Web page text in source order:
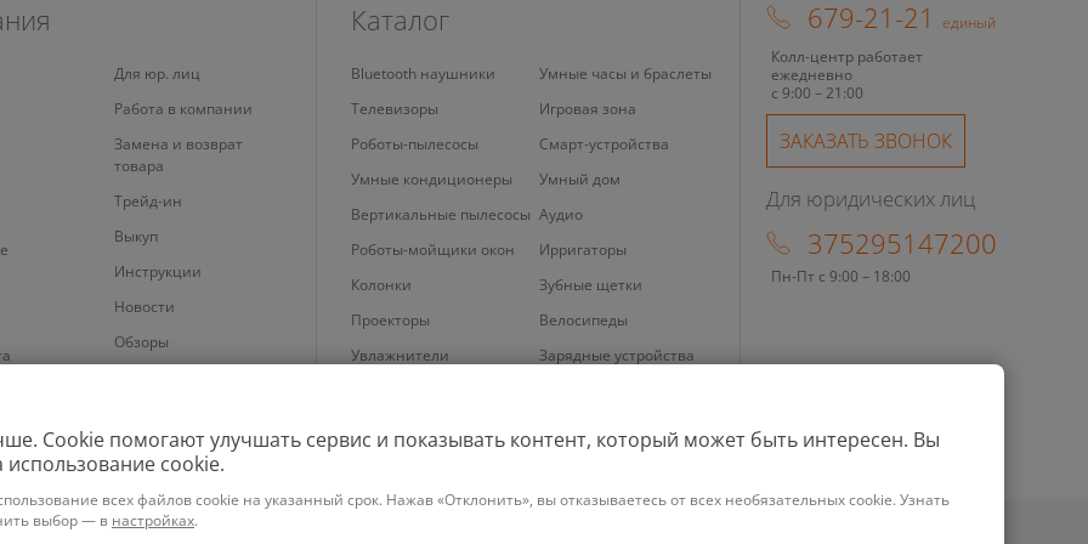
679-21-21
единый
Колл-центр работает
ежедневно
с 9:00 – 21:00
ЗАКАЗАТЬ ЗВОНОК
Для юридических лиц
375295147200
Пн-Пт с 9:00 – 18:00
Для юр. лиц
Работа в компании
Замена и возврат
товара
Трейд-ин
Выкуп
Инструкции
Новости
Обзоры
Каталог
Bluetooth наушники
Телевизоры
Роботы-пылесосы
Умные кондиционеры
Вертикальные пылесосы
Роботы-мойщики окон
Колонки
Проекторы
Увлажнители
Умные часы и браслеты
Игровая зона
Смарт-устройства
Умный дом
Аудио
Ирригаторы
Зубные щетки
Велосипеды
Зарядные устройства
Cookie помогают улучшать сервис и показывать контент, который может быть интересен. Вы
cookie.
всех файлов cookie на указанный срок. Нажав «Отклонить», вы отказываетесь от всех необязательных cookie. Узнать
выбор — в настройках.